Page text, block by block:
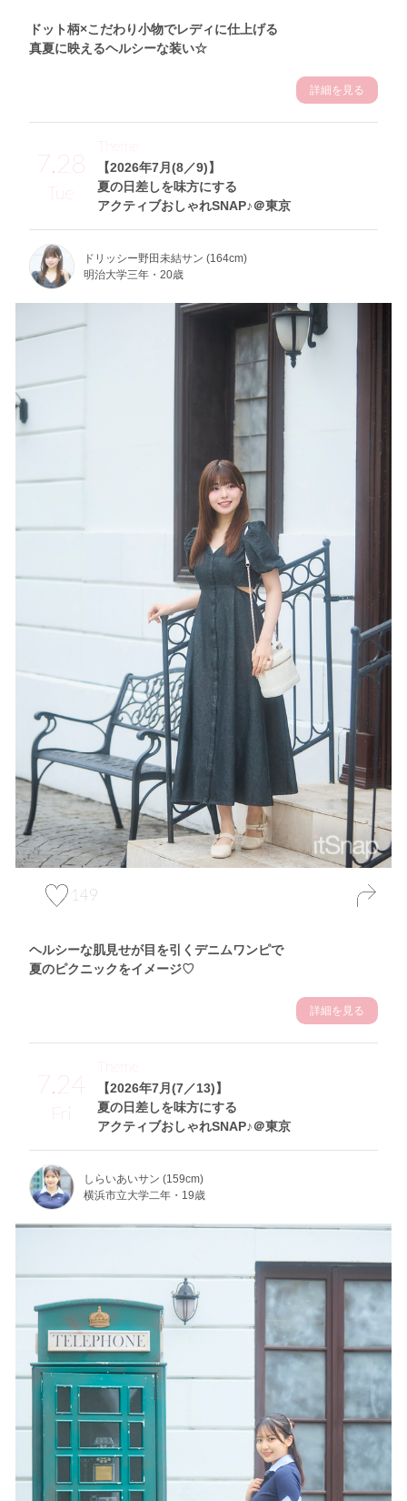
ドット柄×こだわり小物でレディに仕上げる
真夏に映えるヘルシーな装い☆
詳細を見る
7.28
Tue
【2026年7月(8／9)】
夏の日差しを味方にする
アクティブおしゃれSNAP♪＠東京
Theme
ドリッシー野田未結サン (164cm)
明治大学三年・20歳
149
ヘルシーな肌見せが目を引くデニムワンピで
夏のピクニックをイメージ♡
詳細を見る
7.24
Fri
【2026年7月(7／13)】
夏の日差しを味方にする
アクティブおしゃれSNAP♪＠東京
Theme
しらいあいサン (159cm)
横浜市立大学二年・19歳